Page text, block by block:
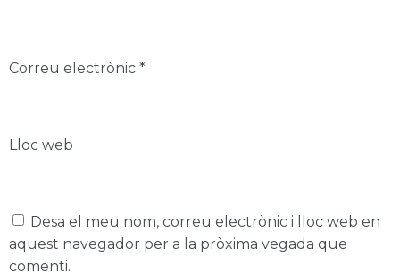
Correu electrònic *
Lloc web
Desa el meu nom, correu electrònic i lloc web en
aquest navegador per a la pròxima vegada que
comenti.